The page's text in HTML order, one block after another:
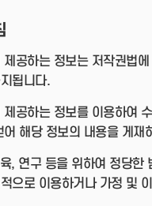
제공하는 정보는 저작권법
됩니다.
제공하는 정보를 이용하여
어 해당 정보의 내용을 게
, 연구 등을 위하여 정당한
으로 이용하거나 가정 및